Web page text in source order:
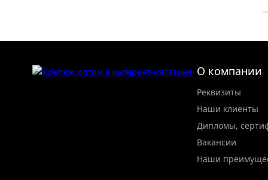
О компании
Реквизиты
Наши клиенты
Дипломы,
Вакансии
Наши